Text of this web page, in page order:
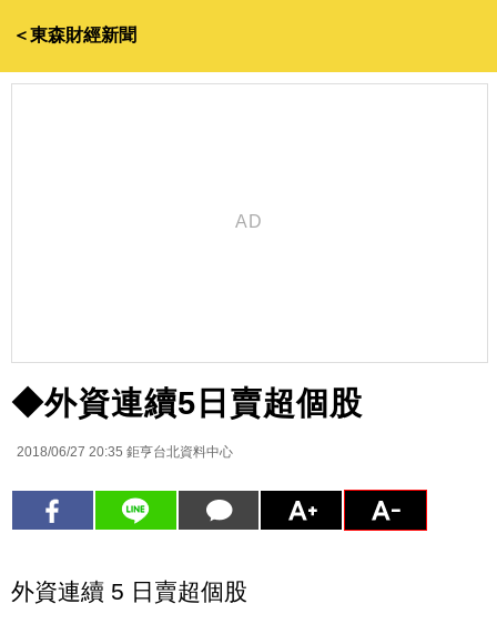
＜東森財經新聞
◆外資連續5日賣超個股
2018/06/27 20:35 鉅亨台北資料中心
外資連續 5 日賣超個股